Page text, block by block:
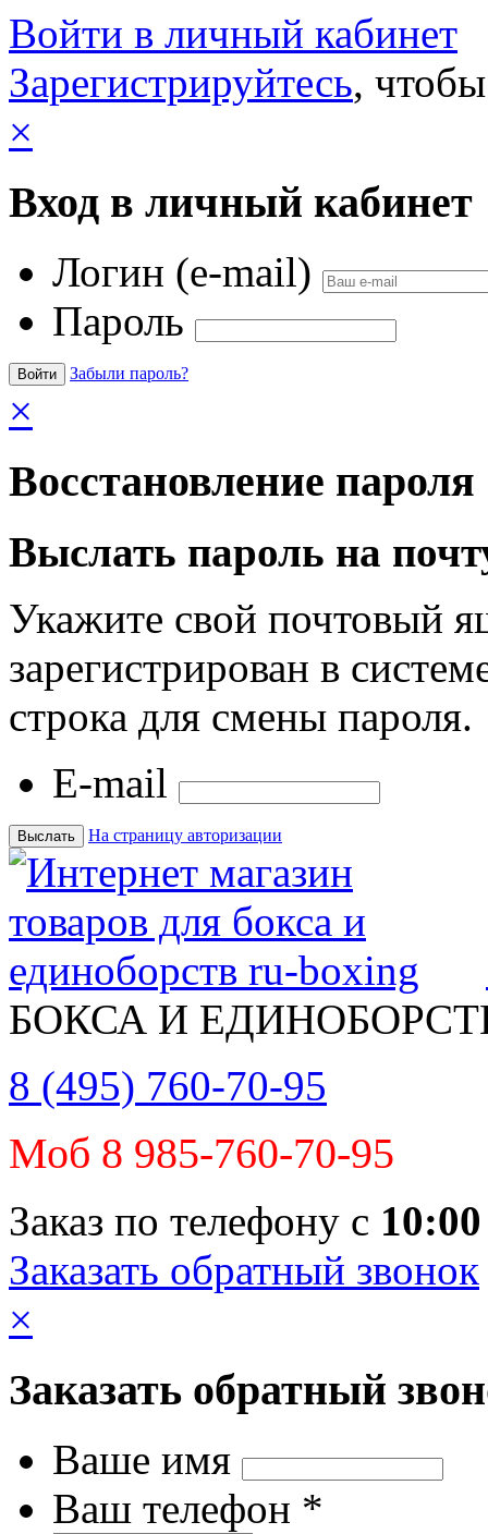
Войти в личный кабинет
Зарегистрируйтесь,
×
Вход в личный кабинет
Логин (e-mail)
Пароль
Забыли пароль?
×
Восстановление пароля
Выслать пароль на
Укажите свой почтовый
зарегистрирован в
строка для смены пароля.
E-mail
На страницу авторизации
БОКСА И
8 (495) 760-70-95
Моб 8 985-760-70-95
Заказ по телефону с 10:00
Заказать обратный звонок
×
Заказать обратный
Ваше имя
Ваш телефон *